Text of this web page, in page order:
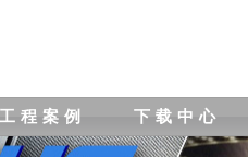
工程案例 下载中心